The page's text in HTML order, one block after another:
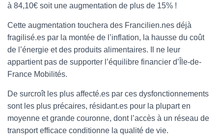
à 84,10€ soit une augmentation de plus de 15% !
Cette augmentation touchera des Francilien.nes déjà
fragilisé.es par la montée de l’inflation, la hausse du coût
de l’énergie et des produits alimentaires. Il ne leur
appartient pas de supporter l’équilibre financier d’Île-de-
France Mobilités.
De surcroît les plus affecté.es par ces dysfonctionnements
sont les plus précaires, résidant.es pour la plupart en
moyenne et grande couronne, dont l’accès à un réseau de
transport efficace conditionne la qualité de vie.